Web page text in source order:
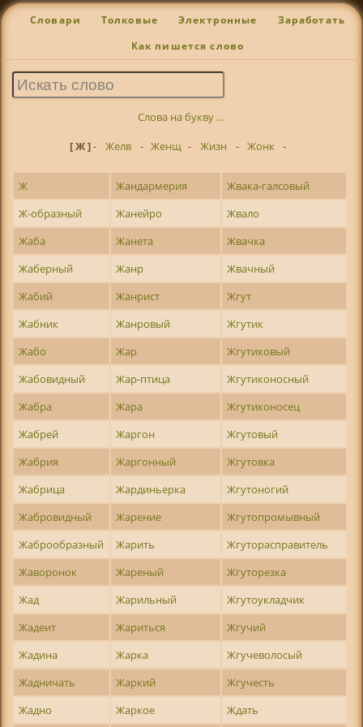
Словари Толковые Электронные Заработать
Как пишется слово
Слова на букву ...
[ Ж ]- Желв - Женщ - Жизн - Жонк -
Ж Жандармерия
Жвака-галсовый
Ж-образный
Жанейро
Жвало
Жаба
Жанета
Жвачка
Жаберный
Жанр
Жвачный
Жабий
Жанрист
Жгут
Жабник
Жанровый
Жгутик
Жабо
Жар
Жгутиковый
Жабовидный
Жар-птица
Жгутиконосный
Жабра
Жара
Жгутиконосец
Жабрей
Жаргон
Жгутовый
Жабрия
Жаргонный
Жгутовка
Жабрица
Жардиньерка
Жгутоногий
Жабровидный
Жарение
Жгутопромывный
Жаброобразный
Жарить
Жгуторасправитель
Жаворонок
Жареный
Жгуторезка
Жад
Жарильный
Жгутоукладчик
Жадеит
Жариться
Жгучий
Жадина
Жарка
Жгучеволосый
Жадничать
Жаркий
Жгучесть
Жадно
Жаркое Ждать